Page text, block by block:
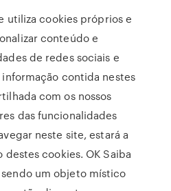
utiliza cookies próprios e
conteúdo e
de redes sociais e
contida nestes
com os nossos
das funcionalidades
neste site, estará a
cookies. OK Saiba
sendo um objeto místico